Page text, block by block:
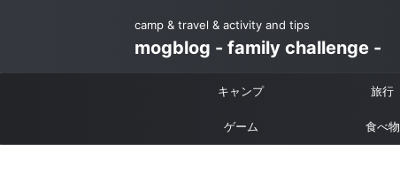
camp & travel & activity and tips
mogblog - family challenge -
キャンプ 旅行
ゲーム 食べ物